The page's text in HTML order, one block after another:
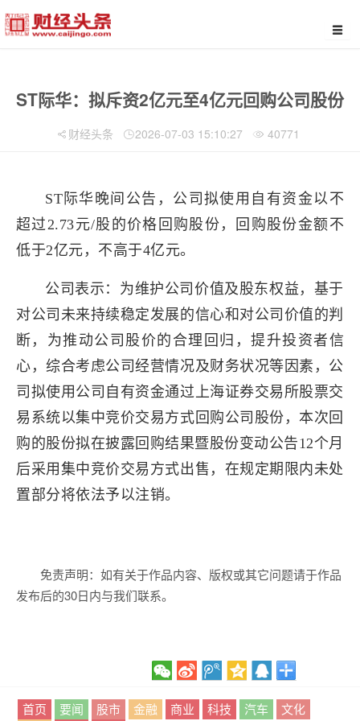
ST际华：拟斥资2亿元至4亿元回购公司股份
财经头条 2026-07-03 15:10:27 40771
ST际华晚间公告，公司拟使用自有资金以不
超过2.73元/股的价格回购股份，回购股份金额不
低于2亿元，不高于4亿元。
公司表示：为维护公司价值及股东权益，基于
对公司未来持续稳定发展的信心和对公司价值的判
断，为推动公司股价的合理回归，提升投资者信
心，综合考虑公司经营情况及财务状况等因素，公
司拟使用公司自有资金通过上海证券交易所股票交
易系统以集中竞价交易方式回购公司股份，本次回
购的股份拟在披露回购结果暨股份变动公告12个月
后采用集中竞价交易方式出售，在规定期限内未处
置部分将依法予以注销。
免责声明：如有关于作品内容、版权或其它问题请于作品
发布后的30日内与我们联系。
首页 要闻 股市 金融 商业 科技 汽车
文化